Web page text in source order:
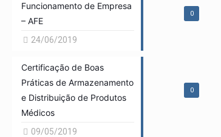
0
Funcionamento de Empresa
– AFE
24/06/2019
0
Certificação de Boas
Práticas de Armazenamento
e Distribuição de Produtos
Médicos
09/05/2019